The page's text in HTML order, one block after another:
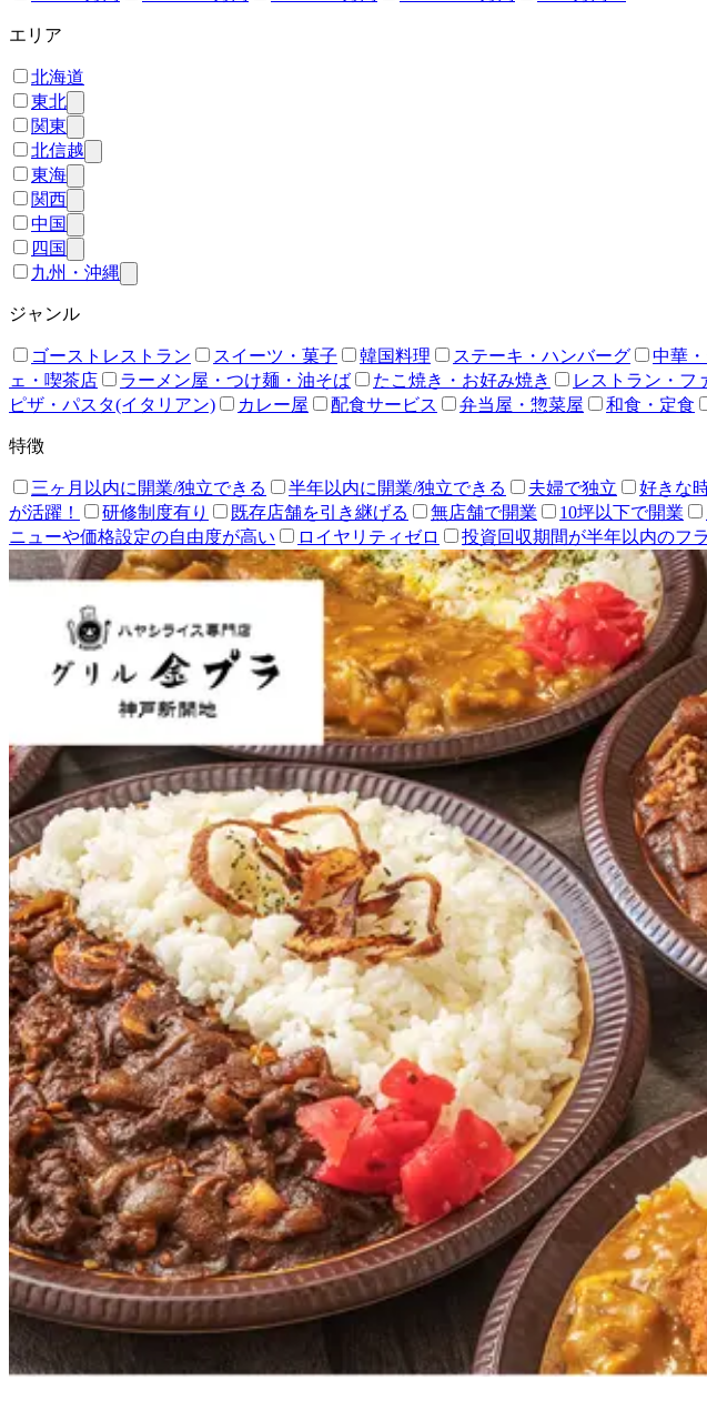
エリア
北海道
東北
関東
北信越
東海
関西
中国
四国
九州・沖縄
ジャンル
ゴーストレストラン スイーツ・菓子 韓国料理 ステーキ・ハンバーグ 中華
ェ・喫茶店
ラーメン屋・つけ麺・油そば たこ焼き・お好み焼き レストラン・フ
ピザ・パスタ(イタリアン)
カレー屋 配食サービス 弁当屋・惣菜屋 和食・定食
特徴
三ヶ月以内に開業/独立できる 半年以内に開業/独立できる 夫婦で独立 好きな
が活躍！
研修制度有り 既存店舗を引き継げる 無店舗で開業 10坪以下で開業
ニューや価格設定の自由度が高い
ロイヤリティゼロ 投資回収期間が半年以内のフ